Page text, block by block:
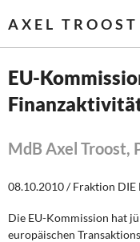
AXEL TROOST
Startseite
Themen
Leitlinien linker
Wirtschaftspolitik
EU-
MdB Axel Troost,
08.10.2010 / Fraktion DIE
Die EU-Kommission hat
europäischen